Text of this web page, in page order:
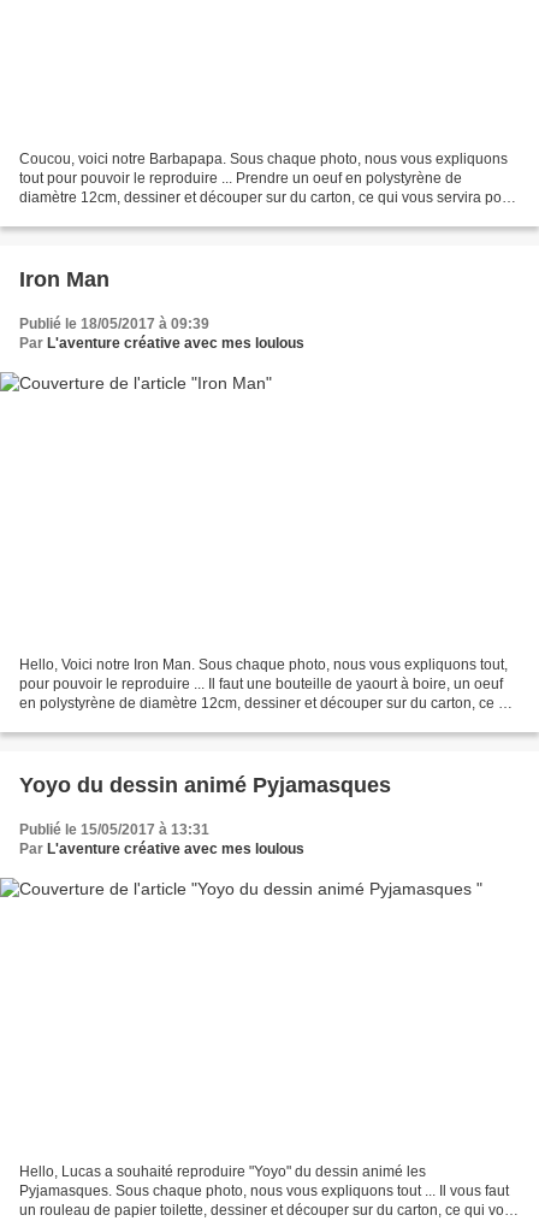
Coucou, voici notre Barbapapa. Sous chaque photo, nous vous expliquons
tout pour pouvoir le reproduire ... Prendre un oeuf en polystyrène de
diamètre 12cm, dessiner et découper sur du carton, ce qui vous servira pour
Iron Man
Publié le 18/05/2017 à 09:39
Par L'aventure créative avec mes loulous
Hello, Voici notre Iron Man. Sous chaque photo, nous vous expliquons tout,
pour pouvoir le reproduire ... Il faut une bouteille de yaourt à boire, un oeuf
en polystyrène de diamètre 12cm, dessiner et découper sur du carton, ce qui
Yoyo du dessin animé Pyjamasques
Publié le 15/05/2017 à 13:31
Par L'aventure créative avec mes loulous
Hello, Lucas a souhaité reproduire "Yoyo" du dessin animé les
Pyjamasques. Sous chaque photo, nous vous expliquons tout ... Il vous faut
un rouleau de papier toilette, dessiner et découper sur du carton, ce qui vous